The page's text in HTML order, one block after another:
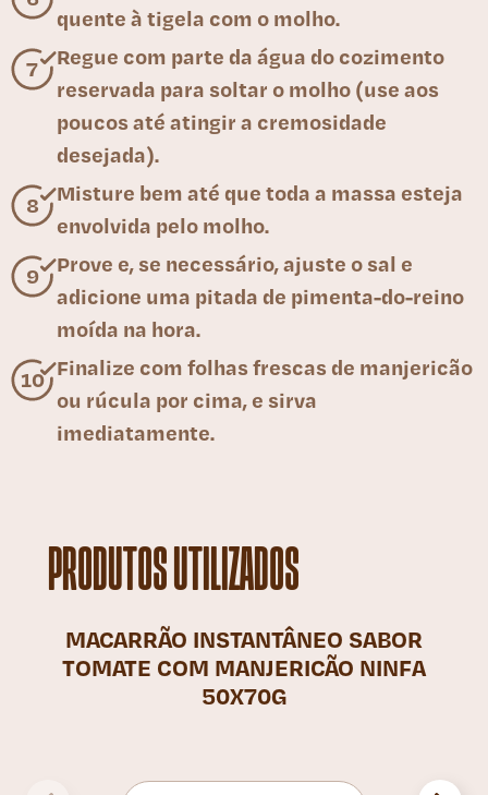
quente à tigela com o molho.
Regue com parte da água do cozimento
reservada para soltar o molho (use aos
poucos até atingir a cremosidade
desejada).
Misture bem até que toda a massa esteja
envolvida pelo molho.
Prove e, se necessário, ajuste o sal e
adicione uma pitada de pimenta-do-reino
moída na hora.
Finalize com folhas frescas de manjericão
ou rúcula por cima, e sirva
imediatamente.
PRODUTOS UTILIZADOS
MACARRÃO INSTANTÂNEO SABOR
TOMATE COM MANJERICÃO NINFA
50X70G